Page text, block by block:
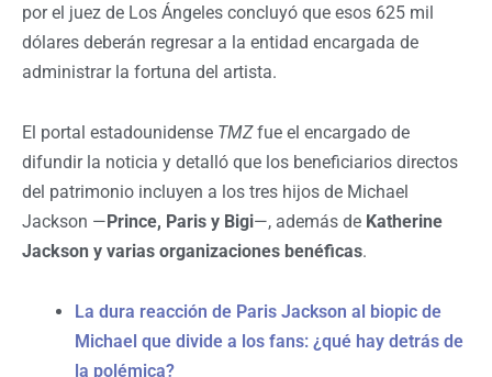
por el juez de Los Ángeles concluyó que esos 625 mil
dólares deberán regresar a la entidad encargada de
administrar la fortuna del artista.
El portal estadounidense TMZfue el encargado de
difundir la noticia y detalló que los beneficiarios directos
del patrimonio incluyen a los tres hijos de Michael
Jackson —Prince, Paris y Bigi—, además de Katherine
Jackson y varias organizaciones benéficas.
La dura reacción de Paris Jackson al biopic de
Michael que divide a los fans: ¿qué hay detrás de
la polémica?